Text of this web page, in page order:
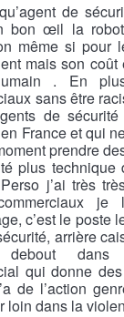
de
bon œil la
même si pour
mais son coût
. En
sans être
de
en France et qui
prendre
plus technique
j’ai très
c’est le poste
arrière
debout
qui donne
de l’action
loin dans la